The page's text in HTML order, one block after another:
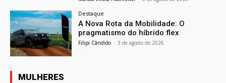
Destaque
A Nova Rota da Mobilidade: O
pragmatismo do híbrido flex
Filipi Cândido - 3 de agosto de 2026
MULHERES